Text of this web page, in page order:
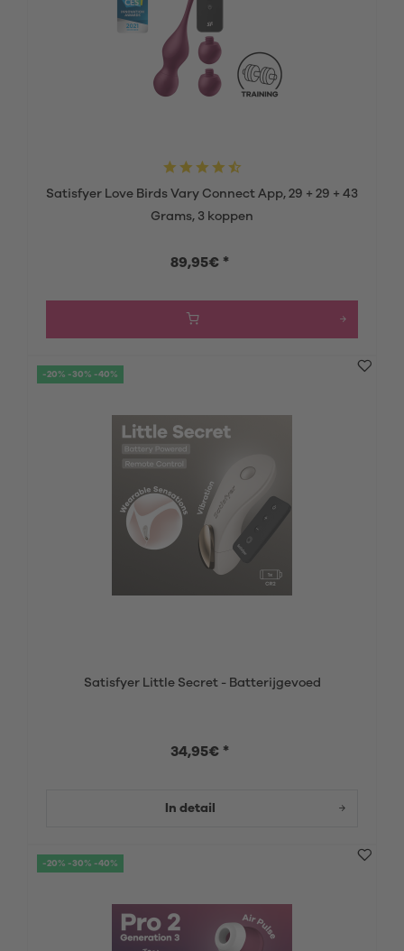
Satisfyer Love Birds Vary Connect App, 29 + 29 + 43
Grams, 3 koppen
89,95€ *
-20% -30% -40%
Satisfyer Little Secret - Batterijgevoed
34,95€ *
In detail
-20% -30% -40%